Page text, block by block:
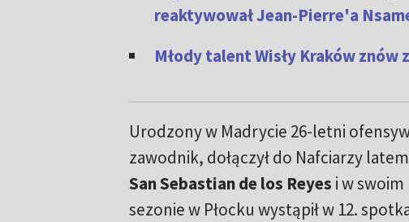
reaktywował Jean-Pierre'a
Młody talent Wisły Kraków znów
Urodzony w Madrycie 26-letni
zawodnik, dołączył do Nafciarzy latem
San Sebastian de los Reyes i w
sezonie w Płocku wystąpił w 12.